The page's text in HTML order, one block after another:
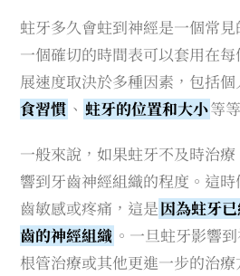
蛀牙多久會蛀到神經是一個常
一個確切的時間表可以套用在
展速度取決於多種因素，包括個
食習慣 、 蛀牙的位置和大小等
一般來說，如果蛀牙不及時治
響到牙齒神經組織的程度。這
齒敏感或疼痛，這是因為蛀牙
齒的神經組織 。一旦蛀牙影響
根管治療或其他更進一步的治